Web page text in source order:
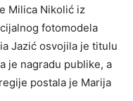
Milica Nikolić iz
fotomodela
Jazić osvojila je titulu
je nagradu publike, a
postala je Marija